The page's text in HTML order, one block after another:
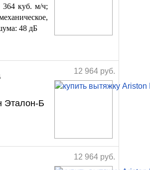
364 куб. м/ч;
48 дБ
12 964 руб.
Эталон-Б
12 964 руб.